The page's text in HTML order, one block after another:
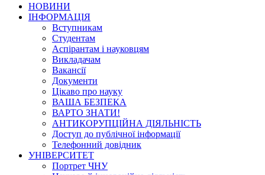
НОВИНИ
ІНФОРМАЦІЯ
Вступникам
Студентам
Аспірантам і науковцям
Викладачам
Вакансії
Документи
Цікаво про науку
ВАША БЕЗПЕКА
ВАРТО ЗНАТИ!
АНТИКОРУПЦІЙНА ДІЯЛЬНІСТЬ
Доступ до публічної інформації
Телефонний довідник
УНІВЕРСИТЕТ
Портрет ЧНУ